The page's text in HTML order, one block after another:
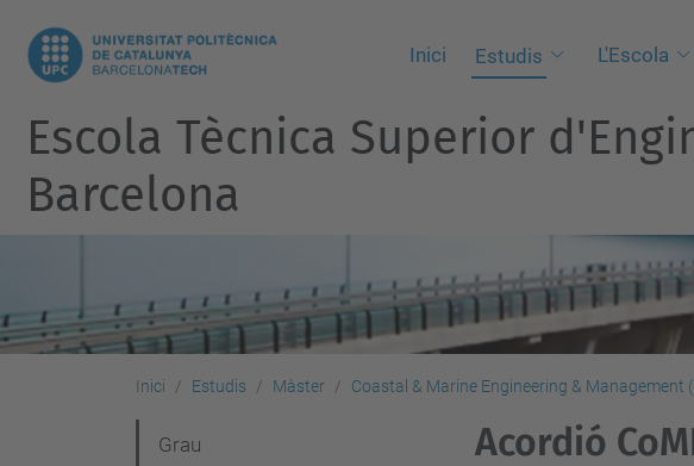
Inici Estudis L'Escola
Escola Tècnica Superior
Barcelona
Inici Estudis Màster Coastal & Marine Engineering & Management
Acordió
Grau